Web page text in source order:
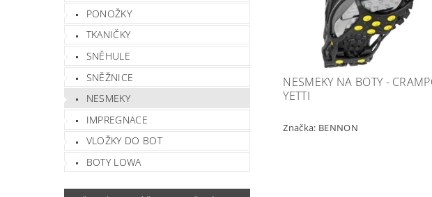
PONOŽKY
TKANIČKY
SNĚHULE
SNĚŽNICE
NESMEKY
IMPREGNACE
VLOŽKY DO BOT
BOTY LOWA
NESMEKY NA BOTY -
YETTI
Značka: BENNON